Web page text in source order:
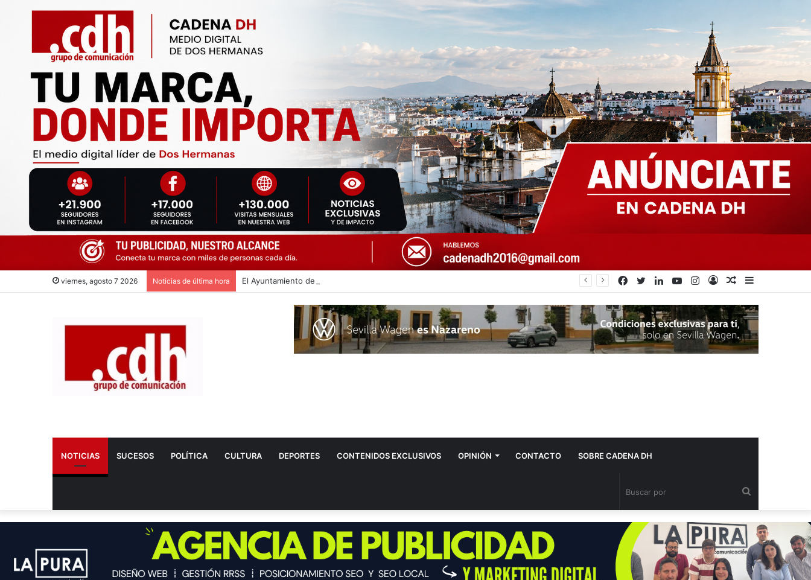
viernes, agosto 7 2026 Noticias de última hora
Barra
Publicación
azar
Acceso
Instagram
YouTube
LinkedIn
Twitter
Facebook
NOTICIAS SUCESOS POLÍTICA CULTURA DEPORTES CONTENIDOS EXCLUSIVOS OPINIÓN CONTACTO SOBRE CADENA DH
por